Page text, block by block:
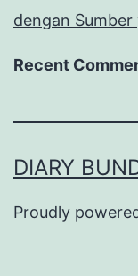
dengan
Recent
DIARY
Proudly